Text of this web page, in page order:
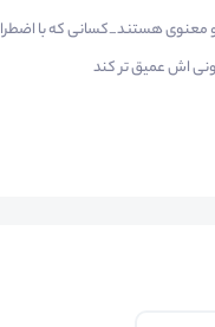
و معنوی هستند_کسانی که با
اش عمیق تر کند